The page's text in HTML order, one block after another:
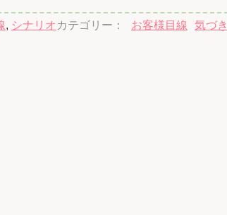
カテゴリー： お客様目線 気づき
, シナリオ